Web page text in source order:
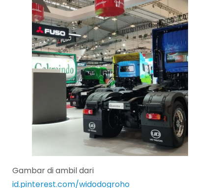
Gambar di ambil dari
id.pinterest.com/widodogroho